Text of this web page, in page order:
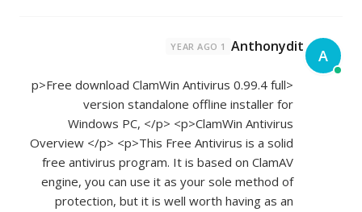
A
Anthonydit
1 YEAR AGO
<p>Free download ClamWin Antivirus 0.99.4 full
version standalone offline installer for
Windows PC, </p> <p>ClamWin Antivirus
Overview </p> <p>This Free Antivirus is a solid
free antivirus program. It is based on ClamAV
engine, you can use it as your sole method of
protection, but it is well worth having as an